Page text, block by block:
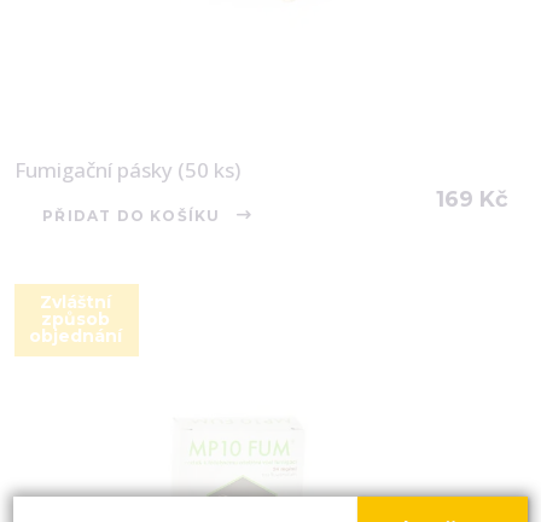
Fumigační pásky (50 ks)
169 Kč
PŘIDAT DO KOŠÍKU
Zvláštní
způsob
objednání